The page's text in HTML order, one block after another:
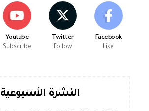
Facebook
Like
Twitter
Follow
Youtube
Subscribe
النشرة الأسبوعية